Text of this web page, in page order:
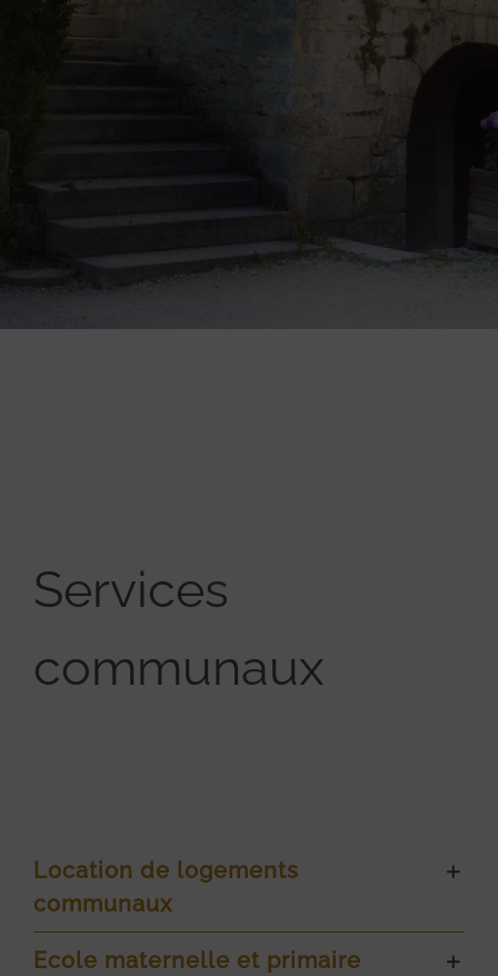
Services
communaux
Location de logements
communaux
Ecole maternelle et primaire